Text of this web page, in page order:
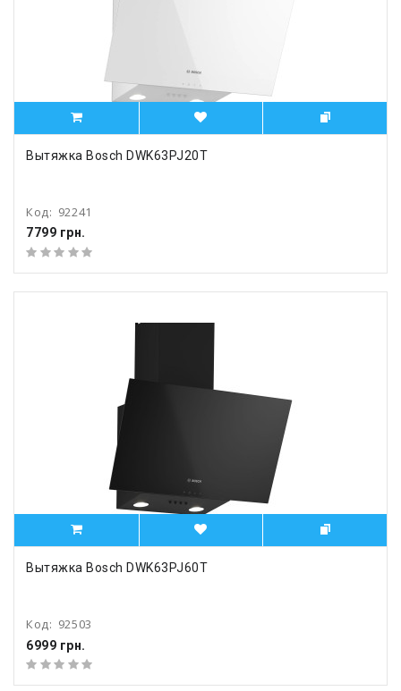
Вытяжка Bosch DWK63PJ20T
Код: 92241
7799 грн.
Вытяжка Bosch DWK63PJ60T
Код: 92503
6999 грн.